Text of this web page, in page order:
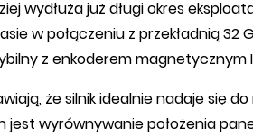
wydłuża już długi okres
w połączeniu z przekładnią 32
z enkoderem magnetycznym
że silnik idealnie nadaje się
wyrównywanie położenia